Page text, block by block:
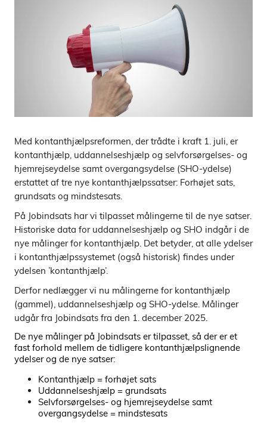
Med kontanthjælpsreformen, der trådte i kraft 1. juli, er
kontanthjælp, uddannelseshjælp og selvforsørgelses- og
hjemrejseydelse samt overgangsydelse (SHO-ydelse)
erstattet af tre nye kontanthjælpssatser: Forhøjet sats,
grundsats og mindstesats.
På Jobindsats har vi tilpasset målingerne til de nye satser.
Historiske data for uddannelseshjælp og SHO indgår i de
nye målinger for kontanthjælp. Det betyder, at alle ydelser
i kontanthjælpssystemet (også historisk) findes under
ydelsen ’kontanthjælp’.
Derfor nedlægger vi nu målingerne for kontanthjælp
(gammel), uddannelseshjælp og SHO-ydelse. Målinger
udgår fra Jobindsats fra den 1. december 2025.
De nye målinger på Jobindsats er tilpasset, så der er et
fast forhold mellem de tidligere kontanthjælpslignende
ydelser og de nye satser:
Kontanthjælp = forhøjet sats
Uddannelseshjælp = grundsats
Selvforsørgelses- og hjemrejseydelse samt
overgangsydelse = mindstesats